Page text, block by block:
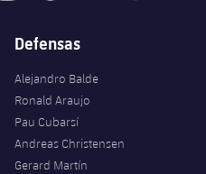
Defensas
Alejandro Balde
Ronald Araujo
Pau Cubarsí
Andreas Christensen
Gerard Martín